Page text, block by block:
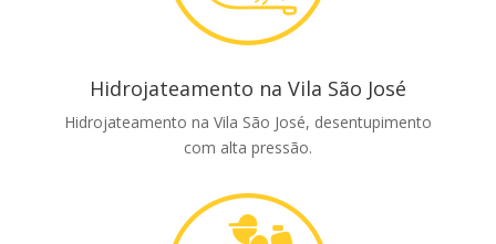
Hidrojateamento na Vila São José
Hidrojateamento na Vila São José, desentupimento
com alta pressão.